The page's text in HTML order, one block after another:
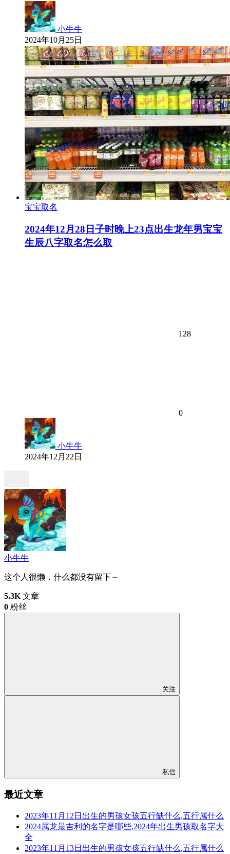
小牛牛
2024年10月25日
宝宝取名
2024年12月28日子时晚上23点出生龙年男宝宝
生辰八字取名怎么取
128
0
小牛牛
2024年12月22日
小牛牛
这个人很懒，什么都没有留下～
5.3K 文章
0 粉丝
关注
私信
最近文章
2023年11月12日出生的男孩女孩五行缺什么,五行属什么
2024属龙最吉利的名字是哪些,2024年出生男孩取名字大
全
2023年11月13日出生的男孩女孩五行缺什么,五行属什么